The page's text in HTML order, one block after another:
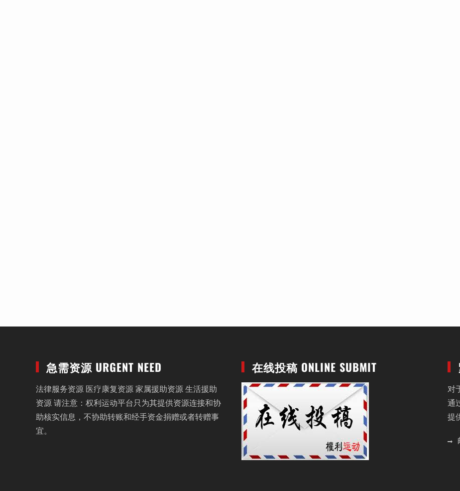
急需资源 URGENT NEED
法律服务资源 医疗康复资源 家属援助资源 生活援助
资源 请注意：权利运动平台只为其提供资源连接和协
助核实信息，不协助转账和经手资金捐赠或者转赠事
宜。
在线投稿 ONLINE SUBMIT
对
通
提